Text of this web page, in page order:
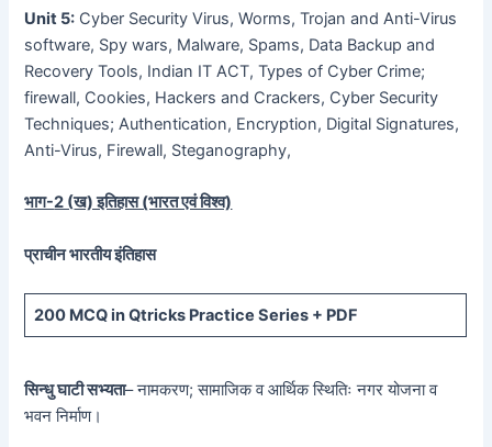
Unit 5: Cyber Security Virus, Worms, Trojan and Anti-Virus
software, Spy wars, Malware, Spams, Data Backup and
Recovery Tools, Indian IT ACT, Types of Cyber Crime;
firewall, Cookies, Hackers and Crackers, Cyber Security
Techniques; Authentication, Encryption, Digital Signatures,
Anti-Virus, Firewall, Steganography,
भाग-2 (ख) इतिहास (भारत एवं विश्व)
प्राचीन भारतीय इंतिहास
200 MCQin Qtricks Practice Series + PDF
सिन्धु घाटी सभ्यता– नामकरण; सामाजिक व आर्थिक स्थितिः नगर योजना व
भवन निर्माण।